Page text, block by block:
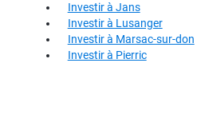
Investir à Jans
Investir à Lusanger
Investir à Marsac-sur-don
Investir à Pierric